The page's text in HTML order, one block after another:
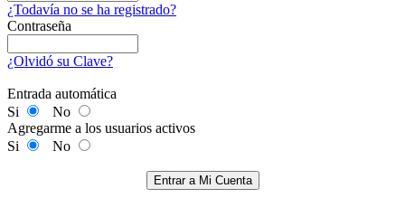
¿Todavía no se ha registrado?
Contraseña
¿Olvidó su Clave?
Entrada automática
Si
No
Agregarme a los usuarios activos
Si
No
Entrar a Mi Cuenta